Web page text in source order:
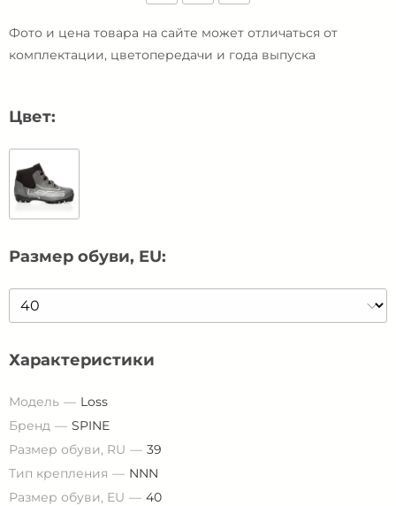
Фото и цена товара на сайте может отличаться от
комплектации, цветопередачи и года выпуска
Цвет:
Размер обуви, EU:
Характеристики
Модель
Loss
Бренд
SPINE
Размер обуви, RU
39
Тип крепления
NNN
Размер обуви, EU
40